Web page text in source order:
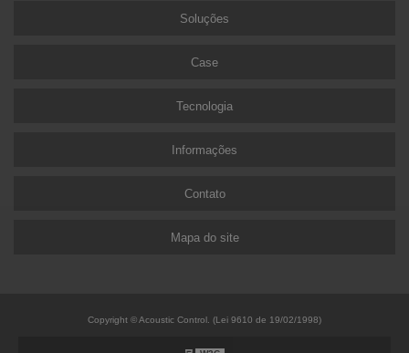
Soluções
Case
Tecnologia
Informações
Contato
Mapa do site
Copyright © Acoustic Control. (Lei 9610 de 19/02/1998)